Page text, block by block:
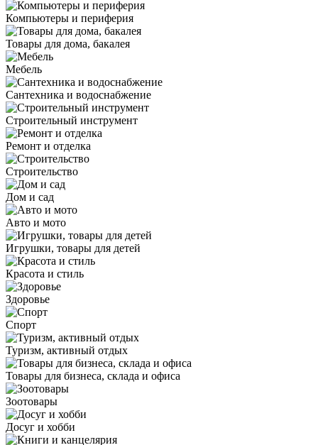
Компьютеры и периферия
Товары для дома, бакалея
Мебель
Сантехника и водоснабжение
Строительный инструмент
Ремонт и отделка
Строительство
Дом и сад
Авто и мото
Игрушки, товары для детей
Красота и стиль
Здоровье
Спорт
Туризм, активный отдых
Товары для бизнеса, склада и офиса
Зоотовары
Досуг и хобби